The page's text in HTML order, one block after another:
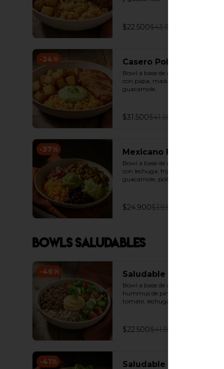
$22.500$43.900
-24% Casero Pollo Frito
Bowl a base de arroz achiotado
con papa, madurito, pollo frito y
guacamole.
$31.500$41.500
-37% Mexicano Pollo
Bowl a base de arroz achiotado
con lechuga, fríjoles negros,
guacamole, pollo mexicano y pico
$24.900$39.500
Bowls Saludables
-46% Saludable De Carne
Bowl a base de arroz integral con
hummus de pimentón, pepino,
tomate, lechuga y carne molida.
$22.500$41.500
-41%
Saludable De Pollo